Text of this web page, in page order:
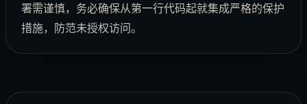
署需谨慎，务必确保从第一行代码起就集成严格的保护
措施，防范未授权访问。